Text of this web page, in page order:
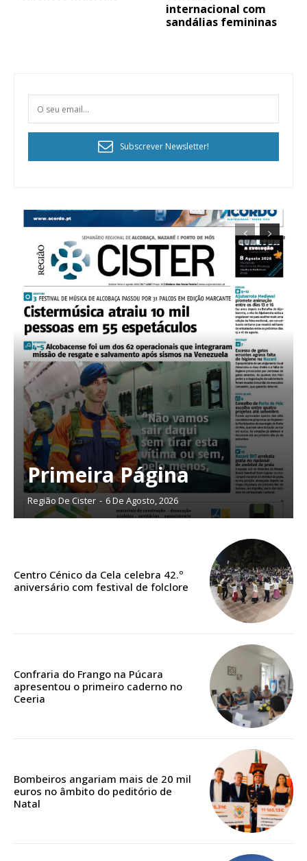
Planos de Assinatura
Faça-se assinante do Região de Cister e ajude-nos a manter este serviço
público!
Sendo assinante terá acesso a todos os conteúdos exclusivos e versões
12 meses
internacional com
sandálias femininas
Subscrever Newsletter!
Primeira Página
Região De Cister - 6 De Agosto, 2026
Centro Cénico da Cela celebra 42.º
aniversário com festival de folclore
Confraria do Frango na Púcara
apresentou o primeiro caderno no
Ceeria
Bombeiros angariam mais de 20 mil
euros no âmbito do peditório de
Natal